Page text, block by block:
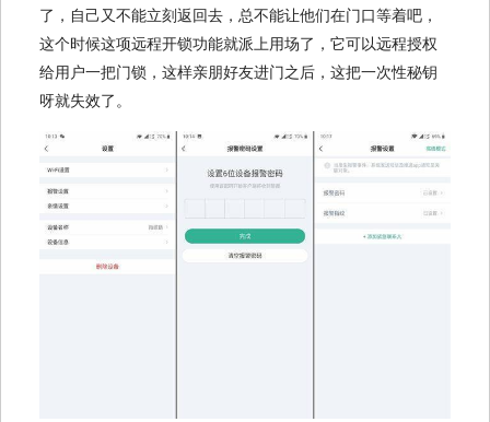
了，自己又不能立刻返回去，总不能让他们在门口等着吧，
这个时候这项远程开锁功能就派上用场了，它可以远程授权
给用户一把门锁，这样亲朋好友进门之后，这把一次性秘钥
呀就失效了。